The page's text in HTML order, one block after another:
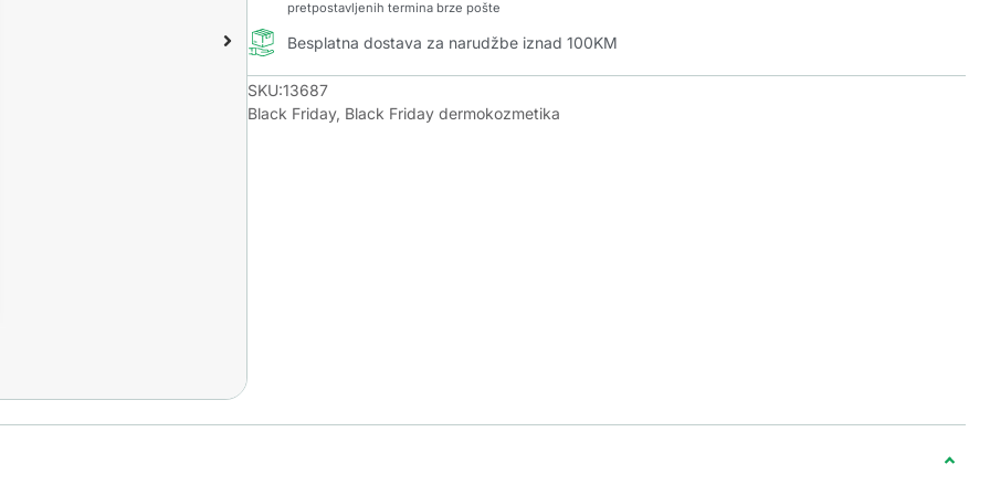
pretpostavljenih termina brze pošte
Besplatna dostava za narudžbe iznad 100KM
SKU:13687
Black Friday, Black Friday dermokozmetika